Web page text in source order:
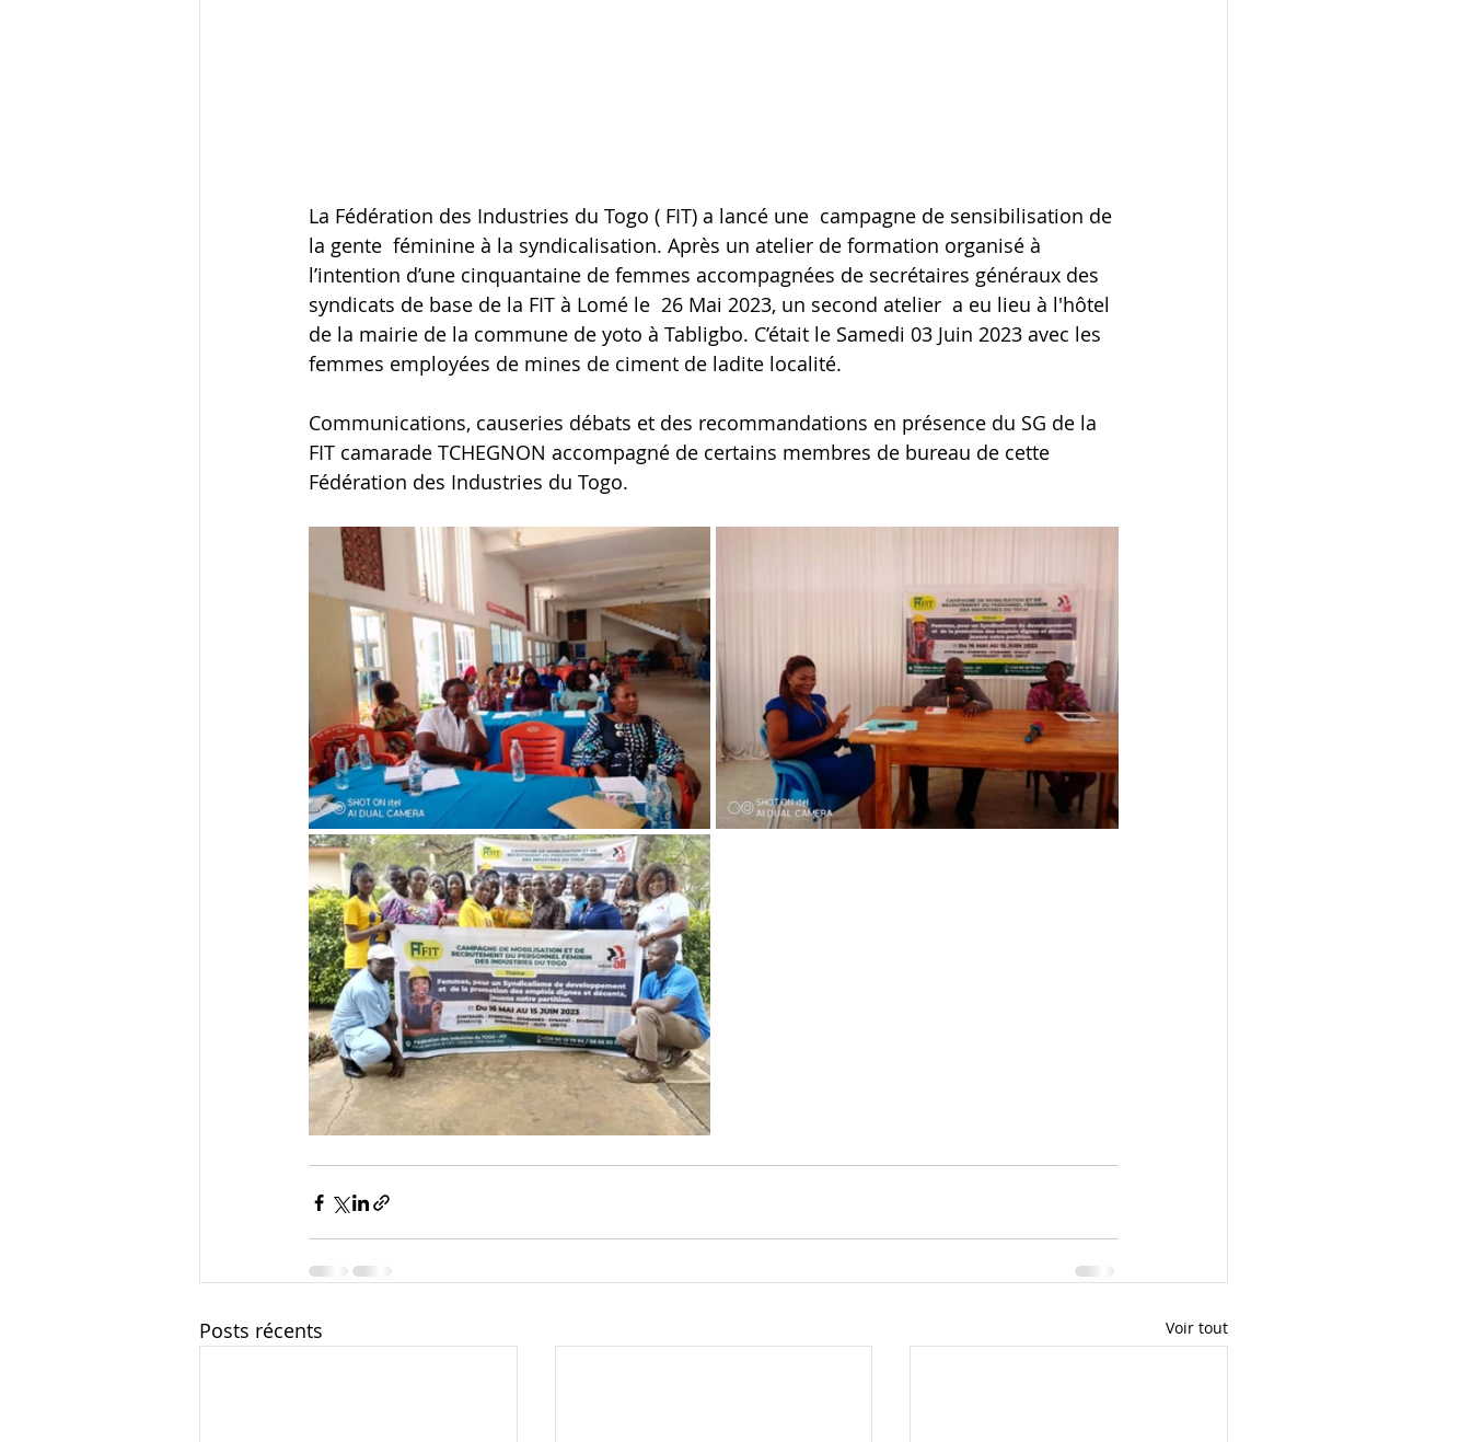
La Fédération des Industries du Togo ( FIT) a lancé une  campagne de sensibilisation de
la gente  féminine à la syndicalisation. Après un atelier de formation organisé à
l’intention d’une cinquantaine de femmes accompagnées de secrétaires généraux des
syndicats de base de la FIT à Lomé le  26 Mai 2023, un second atelier  a eu lieu à l'hôtel
de la mairie de la commune de yoto à Tabligbo. C’était le Samedi 03 Juin 2023 avec les
femmes employées de mines de ciment de ladite localité.
Communications, causeries débats et des recommandations en présence du SG de la
FIT camarade TCHEGNON accompagné de certains membres de bureau de cette
Fédération des Industries du Togo.
Posts récents Voir tout